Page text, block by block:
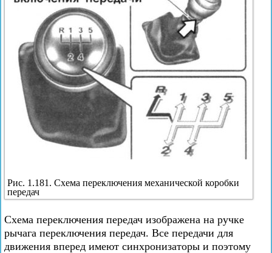
Рис. 1.181. Схема переключения механической коробки
передач
Схема переключения передач изображена на ручке
рычага переключения передач. Все передачи для
движения вперед имеют синхронизаторы и поэтому